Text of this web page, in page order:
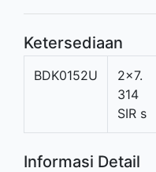
Ketersediaan
BDK0152U
2x7.
314
SIR s
Informasi Detail